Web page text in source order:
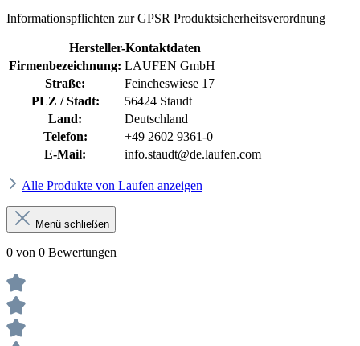
Informationspflichten zur GPSR Produktsicherheitsverordnung
Hersteller-Kontaktdaten
Firmenbezeichnung: LAUFEN GmbH
Straße:
Feincheswiese 17
PLZ / Stadt:
56424 Staudt
Land:
Deutschland
Telefon:
+49 2602 9361-0
E-Mail:
info.staudt@de.laufen.com
Alle Produkte von Laufen anzeigen
Menü schließen
0 von 0 Bewertungen